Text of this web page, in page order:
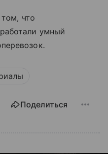
что
умный
Поделиться